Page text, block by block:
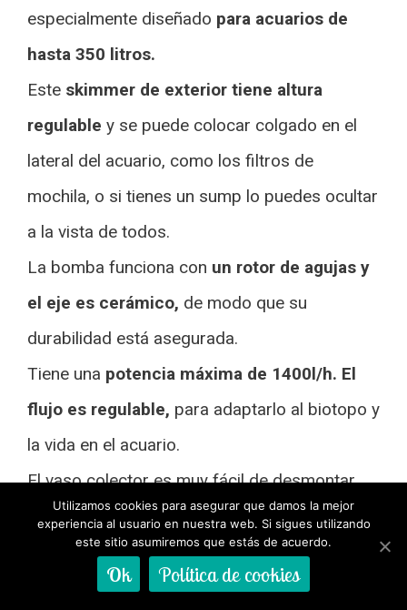
especialmente diseñado para acuarios de
hasta 350 litros.
Este skimmer de exterior tiene altura
regulable y se puede colocar colgado en el
lateral del acuario, como los filtros de
mochila, o si tienes un sump lo puedes ocultar
a la vista de todos.
La bomba funciona con un rotor de agujas y
el eje es cerámico, de modo que su
durabilidad está asegurada.
Tiene una potencia máxima de 1400l/h. El
flujo es regulable, para adaptarlo al biotopo y
la vida en el acuario.
El vaso colector es muy fácil de desmontar
para su vaciado y limpieza. Para su limpieza
también incluye un tubo de drenaje.
Utilizamos cookies para asegurar que damos la mejor
experiencia al usuario en nuestra web. Si sigues utilizando
este sitio asumiremos que estás de acuerdo.
Ok Política de cookies